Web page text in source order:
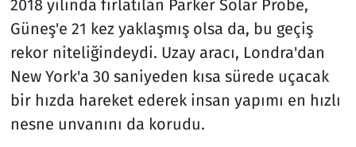
2018 yılında fırlatılan Parker Solar Probe,
Güneş'e 21 kez yaklaşmış olsa da, bu geçiş
rekor niteliğindeydi. Uzay aracı, Londra'dan
New York'a 30 saniyeden kısa sürede uçacak
bir hızda hareket ederek insan yapımı en hızlı
nesne unvanını da korudu.